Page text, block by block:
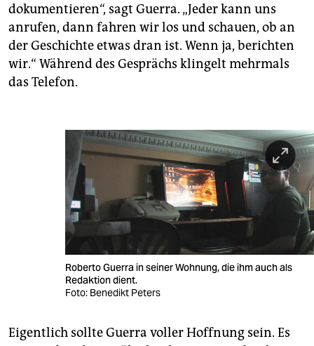
dokumentieren“, sagt Guerra. „Jeder kann uns
anrufen, dann fahren wir los und schauen, ob an
der Geschichte etwas dran ist. Wenn ja, berichten
wir.“ Während des Gesprächs klingelt mehrmals
das Telefon.
Roberto Guerra in seiner Wohnung, die ihm auch als
Redaktion dient.
Foto: Benedikt Peters
Eigentlich sollte Guerra voller Hoffnung sein. Es